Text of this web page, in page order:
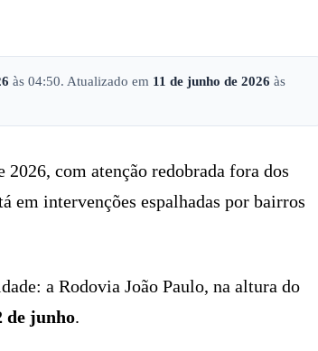
às 04:50. Atualizado em 11 de junho de 2026 às
com atenção redobrada fora dos
em intervenções espalhadas por bairros
a Rodovia João Paulo, na altura do
de junho.